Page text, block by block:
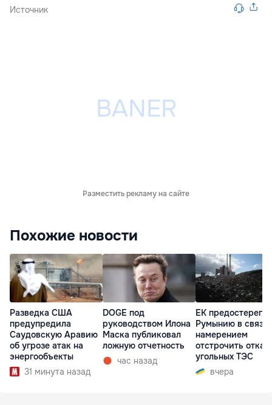
Источник
Разместить рекламу на сайте
Похожие новости
Разведка США
предупредила
Саудовскую Аравию
об угрозе атак на
энергообъекты
31 минута назад
DOGE под
руководством Илона
Маска публиковал
ложную отчетность
час назад
ЕК предостерегла
Румынию в связи
намерением
отстрочить отказ
угольных ТЭС
вчера